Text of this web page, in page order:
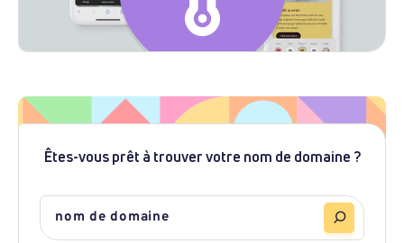
Êtes-vous prêt à trouver votre nom de domaine ?